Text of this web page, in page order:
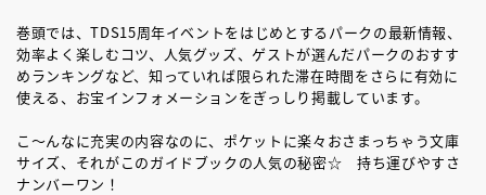
巻頭では、TDS15周年イベントをはじめとするパークの最新情報、
効率よく楽しむコツ、人気グッズ、ゲストが選んだパークのおすす
めランキングなど、知っていれば限られた滞在時間をさらに有効に
使える、お宝インフォメーションをぎっしり掲載しています。
こ～んなに充実の内容なのに、ポケットに楽々おさまっちゃう文庫
サイズ、それがこのガイドブックの人気の秘密☆ 持ち運びやすさ
ナンバーワン！